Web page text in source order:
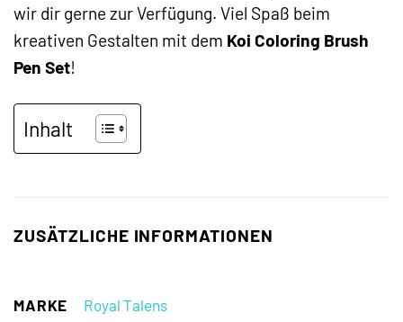
wir dir gerne zur Verfügung. Viel Spaß beim
kreativen Gestalten mit dem Koi Coloring Brush
Pen Set!
Inhalt
ZUSÄTZLICHE INFORMATIONEN
MARKE Royal Talens